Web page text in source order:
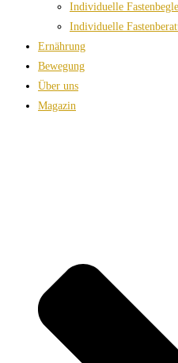
Individuelle
Individuelle
Ernährung
Bewegung
Über uns
Magazin